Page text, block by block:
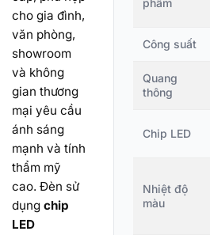
cho gia đình,
văn phòng,
showroom
và không
gian thương
mại yêu cầu
ánh sáng
mạnh và tính
thẩm mỹ
cao. Đèn sử
dụng chip
LED
phẩm
Công suất
Quang
thông
Chip LED
Nhiệt độ
màu